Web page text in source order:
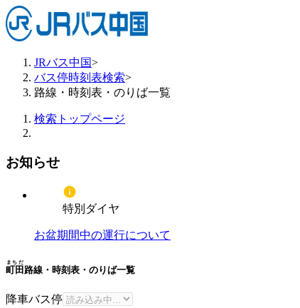
JRバス中国>
バス停時刻表検索>
路線・時刻表・のりば一覧
検索トップページ
お知らせ
特別ダイヤ
お盆期間中の運行について
町田
まちだ
路線・時刻表・のりば一覧
降車バス停